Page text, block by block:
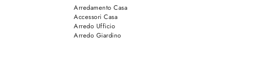
Arredamento Casa
Accessori Casa
Arredo Ufficio
Arredo Giardino